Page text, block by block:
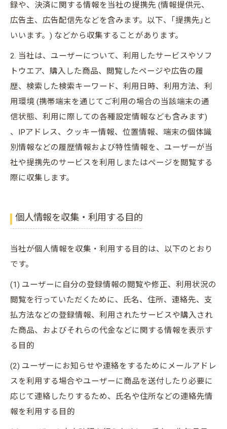
録や、決済に関する情報を当社の提携先 (情報提供元、
広告主、広告配信先などを含みます。以下、｢提携先｣と
いいます。) などから収集することがあります。
2. 当社は、ユーザーについて、利用したサービスやソフ
トウエア、購入した商品、閲覧したページや広告の履
歴、検索した検索キーワード、利用日時、利用方法、利
用環境 (携帯端末を通じてご利用の場合の当該端末の通
信状態、利用に際しての各種設定情報なども含みます)
、IPアドレス、クッキー情報、位置情報、端末の個体識
別情報などの履歴情報および特性情報を、ユーザーが当
社や提携先のサービスを利用しまたはページを閲覧する
際に収集します。
個人情報を収集・利用する目的
当社が個人情報を収集・利用する目的は、以下のとおり
です。
(1) ユーザーに自分の登録情報の閲覧や修正、利用状況の
閲覧を行っていただくために、氏名、住所、連絡先、支
払方法などの登録情報、利用されたサービスや購入され
た商品、およびそれらの代金などに関する情報を表示す
る目的
(2) ユーザーにお知らせや連絡をするためにメールアドレ
スを利用する場合やユーザーに商品を送付したり必要に
応じて連絡したりするため、氏名や住所などの連絡先情
報を利用する目的